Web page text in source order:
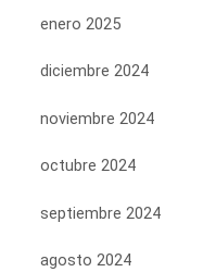
enero 2025
diciembre 2024
noviembre 2024
octubre 2024
septiembre 2024
agosto 2024